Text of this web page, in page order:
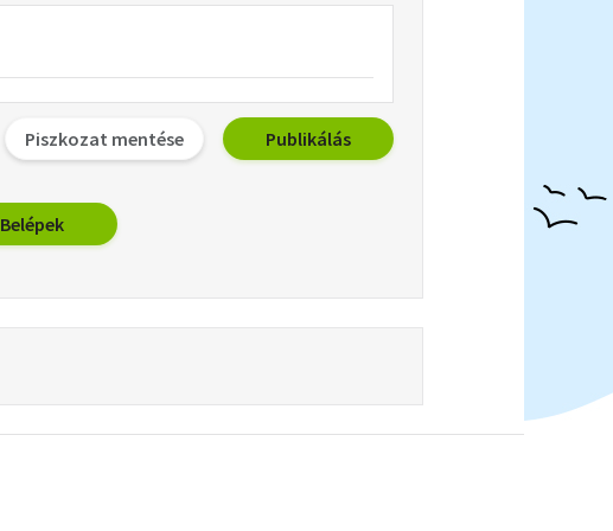
Piszkozat mentése Publikálás
Belépek